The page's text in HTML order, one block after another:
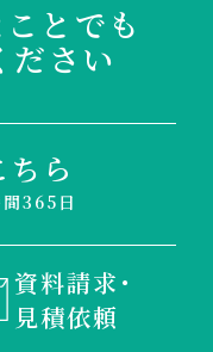
とでも
ださい
ら
365日
資料請求・
見積依頼